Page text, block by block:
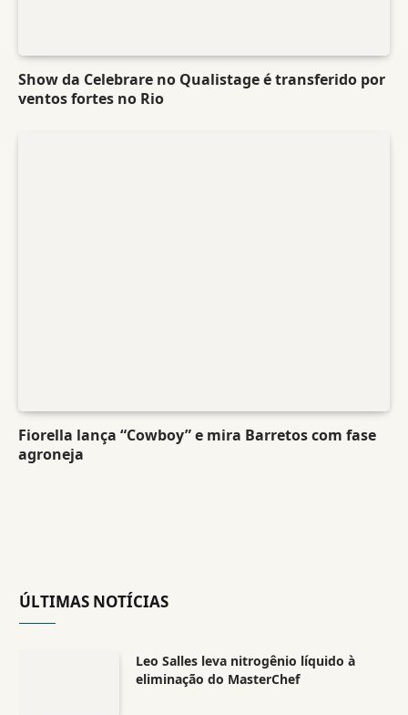
Show da Celebrare no Qualistage é transferido por
ventos fortes no Rio
Fiorella lança “Cowboy” e mira Barretos com fase
agroneja
ÚLTIMAS NOTÍCIAS
Leo Salles leva nitrogênio líquido à
eliminação do MasterChef